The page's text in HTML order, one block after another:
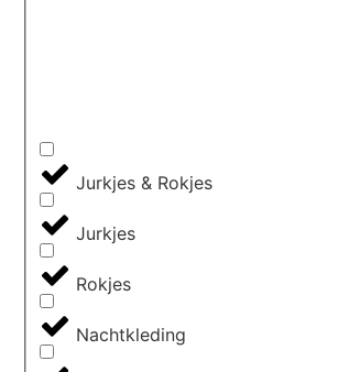
Jurkjes & Rokjes
Jurkjes
Rokjes
Nachtkleding